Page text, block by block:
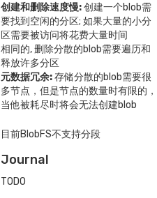
创建和删除速度慢:创建一个blob需
要找到空闲的分区; 如果大量的小分
区需要被访问将花费大量时间
相同的, 删除分散的blob需要遍历和
释放许多分区
元数据冗余:存储分散的blob需要很
多节点，但是节点的数量时有限的，
当他被耗尽时将会无法创建blob
目前BlobFS不支持分段
Journal
TODO